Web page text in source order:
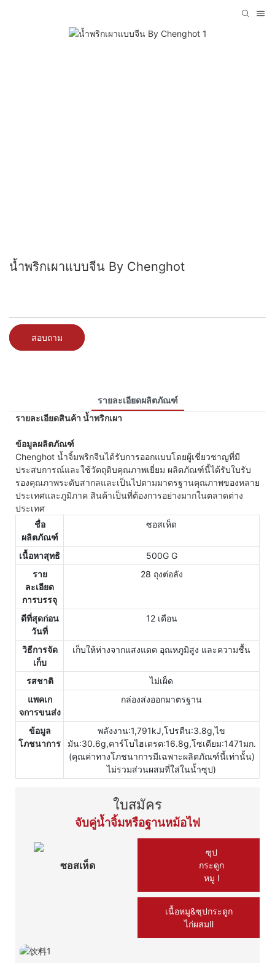
น้ำพริกเผาแบบจีน By Chenghot
สอบถาม
รายละเอียดผลิตภัณฑ์
รายละเอียดสินค้า น้ำพริกเผา
ข้อมูลผลิตภัณฑ์
Chenghot น้ำจิ้มพริกจีนได้รับการออกแบบโดยผู้เชี่ยวชาญที่มี
ประสบการณ์และใช้วัตถุดิบคุณภาพเยี่ยม ผลิตภัณฑ์นี้ได้รับใบรับ
รองคุณภาพระดับสากลและเป็นไปตามมาตรฐานคุณภาพของหลาย
ประเทศและภูมิภาค สินค้าเป็นที่ต้องการอย่างมากในตลาดต่าง
ประเทศ
ชื่อ
ผลิตภัณฑ์
ซอสเห็ด
เนื้อหาสุทธิ
500G G
ราย
ละเอียด
การบรรจุ
28 ถุงต่อลัง
ดีที่สุดก่อน
วันที่
12 เดือน
วิธีการจัด
เก็บ
เก็บให้ห่างจากแสงแดด อุณหภูมิสูง และความชื้น
รสชาติ
ไม่เผ็ด
แพคเก
จการขนส่ง
กล่องส่งออกมาตรฐาน
ข้อมูล
โภชนาการ
พลังงาน:1,791kJ,โปรตีน:3.8g,ไข
มัน:30.6g,คาร์โบไฮเดรต:16.8g,โซเดียม:1471มก.
(คุณค่าทางโภชนาการมีเฉพาะผลิตภัณฑ์นี้เท่านั้น)
ไม่รวมส่วนผสมที่ใส่ในน้ำซุป)
ใบสมัคร
จับคู่น้ำจิ้มหรือฐานหม้อไฟ
ซอสเห็ด
ซุป
กระดูก
หมู Ⅰ
เนื้อหมู&ซุปกระดูก
ไก่ผสมⅡ